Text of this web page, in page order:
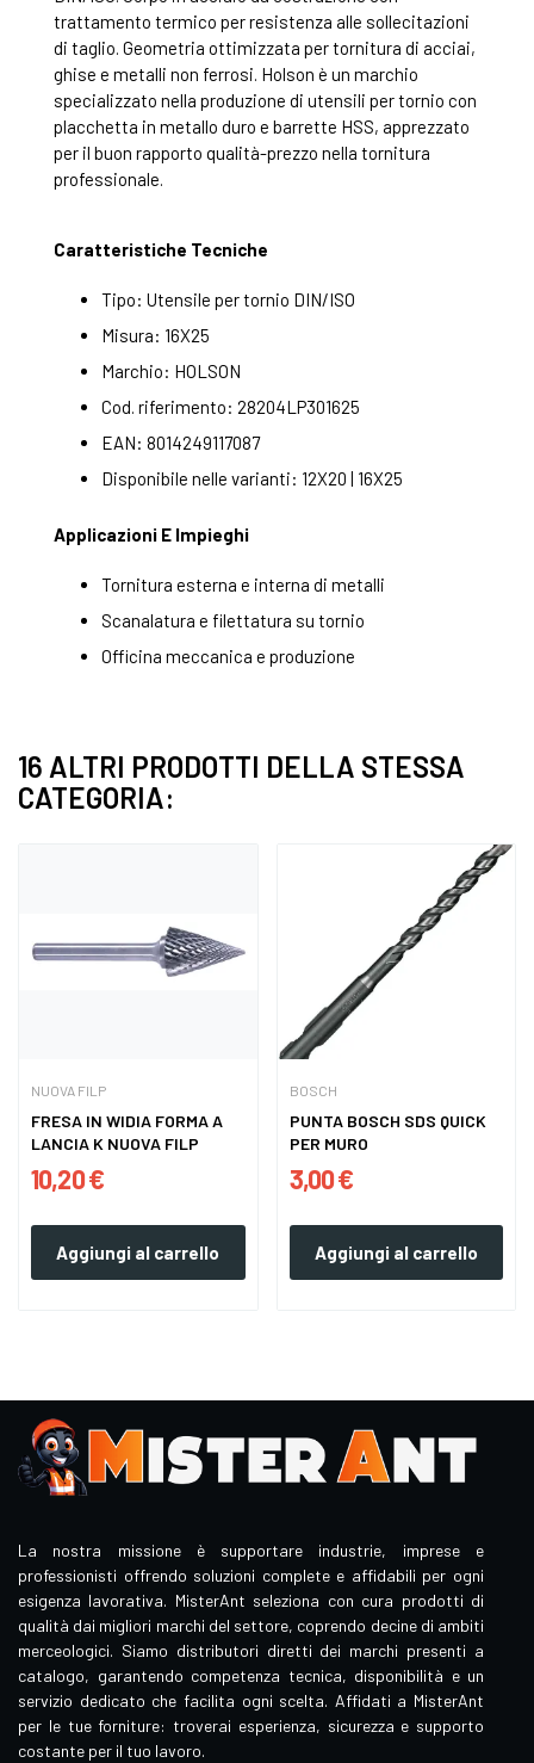
trattamento termico per resistenza alle sollecitazioni
di taglio. Geometria ottimizzata per tornitura di acciai,
ghise e metalli non ferrosi. Holson è un marchio
specializzato nella produzione di utensili per tornio con
placchetta in metallo duro e barrette HSS, apprezzato
per il buon rapporto qualità-prezzo nella tornitura
professionale.
Caratteristiche Tecniche
Tipo: Utensile per tornio DIN/ISO
Misura: 16X25
Marchio: HOLSON
Cod. riferimento: 28204LP301625
EAN: 8014249117087
Disponibile nelle varianti: 12X20 | 16X25
Applicazioni E Impieghi
Tornitura esterna e interna di metalli
Scanalatura e filettatura su tornio
Officina meccanica e produzione
16 ALTRI PRODOTTI DELLA STESSA
CATEGORIA:
NUOVA FILP
FRESA IN WIDIA FORMA A
LANCIA K NUOVA FILP
10,20 €
Aggiungi al carrello
BOSCH
PUNTA BOSCH SDS QUICK
PER MURO
3,00 €
Aggiungi al carrello
La nostra missione è supportare industrie, imprese e
professionisti offrendo soluzioni complete e affidabili per ogni
esigenza lavorativa. MisterAnt seleziona con cura prodotti di
qualità dai migliori marchi del settore, coprendo decine di ambiti
merceologici. Siamo distributori diretti dei marchi presenti a
catalogo, garantendo competenza tecnica, disponibilità e un
servizio dedicato che facilita ogni scelta. Affidati a MisterAnt
per le tue forniture: troverai esperienza, sicurezza e supporto
costante per il tuo lavoro.